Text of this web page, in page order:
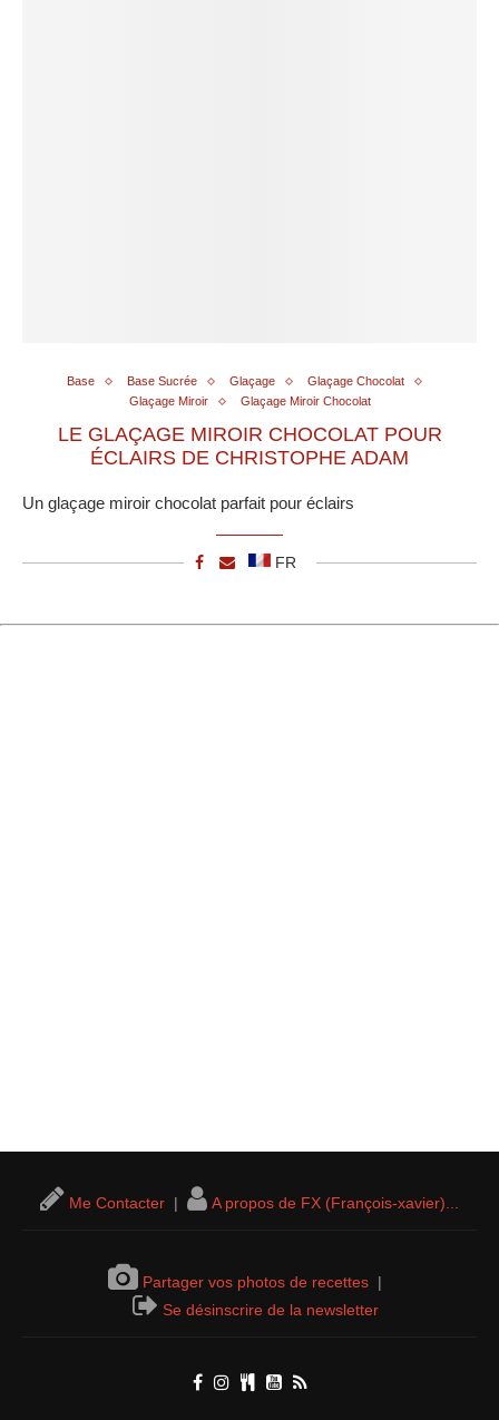
Base Base Sucrée Glaçage
Glaçage Chocolat
Glaçage Miroir
Glaçage Miroir Chocolat
LE GLAÇAGE MIROIR CHOCOLAT POUR
ÉCLAIRS DE CHRISTOPHE ADAM
Un glaçage miroir chocolat parfait pour éclairs
FR
Me Contacter | A propos de FX (François-xavier)...
Partager vos photos de recettes |
Se désinscrire de la newsletter